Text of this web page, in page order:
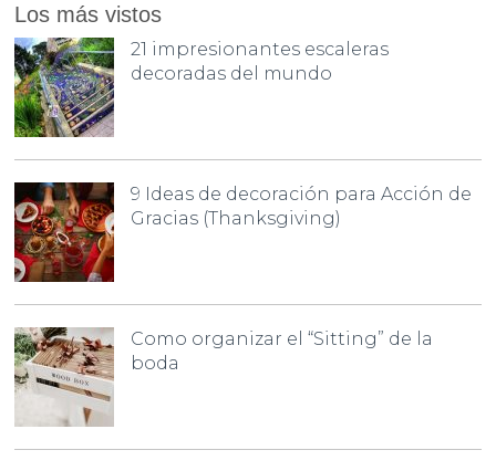
Los más vistos
21 impresionantes escaleras
decoradas del mundo
9 Ideas de decoración para Acción de
Gracias (Thanksgiving)
Como organizar el “Sitting” de la
boda